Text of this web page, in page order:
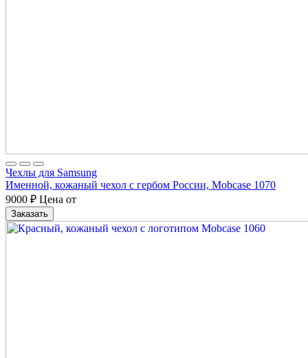
Чехлы для Samsung
Именной, кожаный чехол с гербом России, Mobcase 1070
9000 ₽ Цена от
Заказать